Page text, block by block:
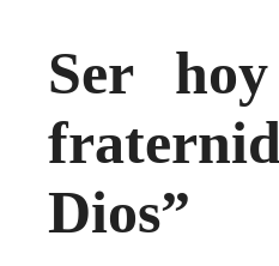
Ser
Dios”